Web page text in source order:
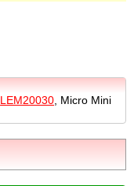
LEM20030 , Micro Mini